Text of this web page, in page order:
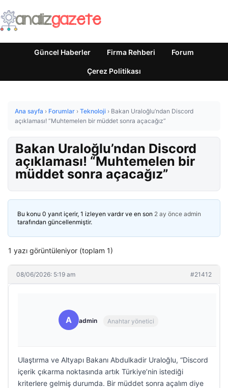
Güncel Haberler Firma Rehberi Forum
Çerez Politikası
Ana sayfa › Forumlar › Teknoloji › Bakan Uraloğlu’ndan Discord
açıklaması! “Muhtemelen bir müddet sonra açacağız”
Bakan Uraloğlu’ndan Discord
açıklaması! “Muhtemelen bir
müddet sonra açacağız”
Bu konu 0 yanıt içerir, 1 izleyen vardır ve en son 2 ay önce admin
tarafından güncellenmiştir.
1 yazı görüntüleniyor (toplam 1)
08/06/2026: 5:19 am #21412
A admin Anahtar yönetici
Ulaştırma ve Altyapı Bakanı Abdulkadir Uraloğlu, “Discord
içerik çıkarma noktasında artık Türkiye’nin istediği
kriterlere gelmiş durumda. Bir müddet sonra açalım diye